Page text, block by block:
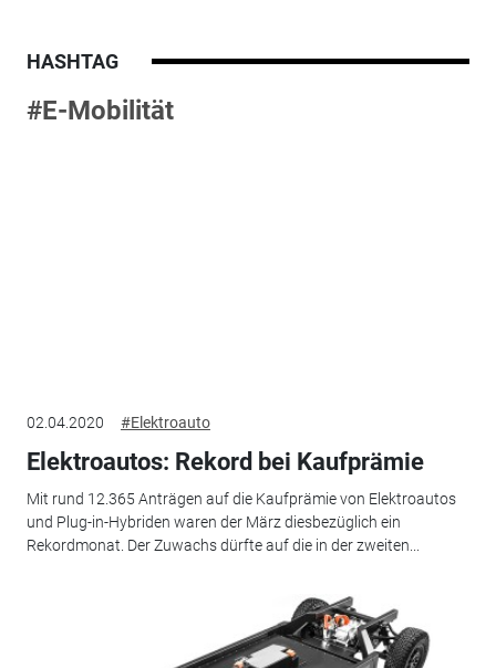
HASHTAG
#E-Mobilität
02.04.2020 #Elektroauto
Elektroautos: Rekord bei Kaufprämie
Mit rund 12.365 Anträgen auf die Kaufprämie von Elektroautos
und Plug-in-Hybriden waren der März diesbezüglich ein
Rekordmonat. Der Zuwachs dürfte auf die in der zweiten...